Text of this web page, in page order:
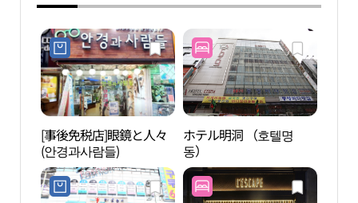
[事後免税店]眼鏡と人々
(안경과사람들)
ホテル明洞 （호텔명
동）